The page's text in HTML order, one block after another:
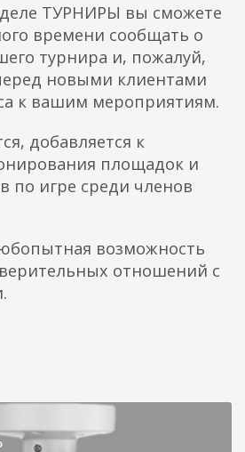
ТУРНИРЫ вы сможете
времени сообщать о
турнира и, пожалуй,
новыми клиентами
к вашим мероприятиям.
добавляется к
площадок и
по игре среди членов
возможность
отношений с